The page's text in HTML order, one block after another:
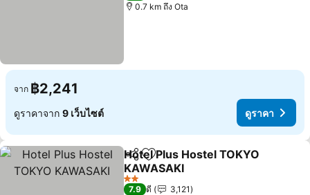
0.7 km ถึง Ota
จาก ฿2,241
ดูราคาจาก 9 เว็บไซต์ ดูราคา
แชร์ เพิ่มในรายการโปรด
Hotel Plus Hostel TOKYO
KAWASAKI
2 ดาว
7.9 ดี
3,121